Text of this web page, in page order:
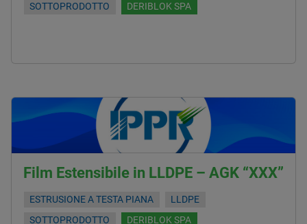
SOTTOPRODOTTO
DERIBLOK SPA
Film Estensibile in LLDPE – AGK “XXX”
ESTRUSIONE A TESTA PIANA
LLDPE
SOTTOPRODOTTO
DERIBLOK SPA